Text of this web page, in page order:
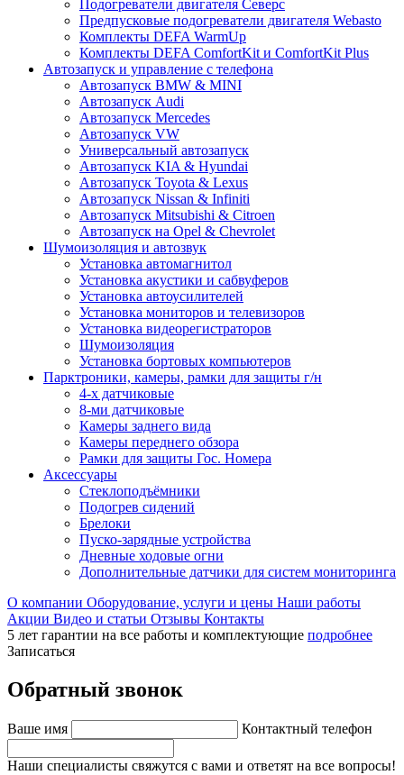
Подогреватели двигателя Северс
Предпусковые подогреватели двигателя Webasto
Комплекты DEFA WarmUp
Комплекты DEFA ComfortKit и ComfortKit Plus
Автозапуск и управление с телефона
Автозапуск BMW & MINI
Автозапуск Audi
Автозапуск Mercedes
Автозапуск VW
Универсальный автозапуск
Автозапуск KIA & Hyundai
Автозапуск Toyota & Lexus
Автозапуск Nissan & Infiniti
Автозапуск Mitsubishi & Citroen
Автозапуск на Opel & Chevrolet
Шумоизоляция и автозвук
Установка автомагнитол
Установка акустики и сабвуферов
Установка автоусилителей
Установка мониторов и телевизоров
Установка видеорегистраторов
Шумоизоляция
Установка бортовых компьютеров
Парктроники, камеры, рамки для защиты г/н
4-х датчиковые
8-ми датчиковые
Камеры заднего вида
Камеры переднего обзора
Рамки для защиты Гос. Номера
Аксессуары
Стеклоподъёмники
Подогрев сидений
Брелоки
Пуско-зарядные устройства
Дневные ходовые огни
Дополнительные датчики для систем мониторинга
О компании Оборудование, услуги и цены Наши работы
Акции Видео и статьи Отзывы Контакты
5 лет гарантии на все работы и комплектующие подробнее
Записаться
Обратный звонок
Ваше имя Контактный телефон
Наши специалисты свяжутся с вами и ответят на все вопросы!